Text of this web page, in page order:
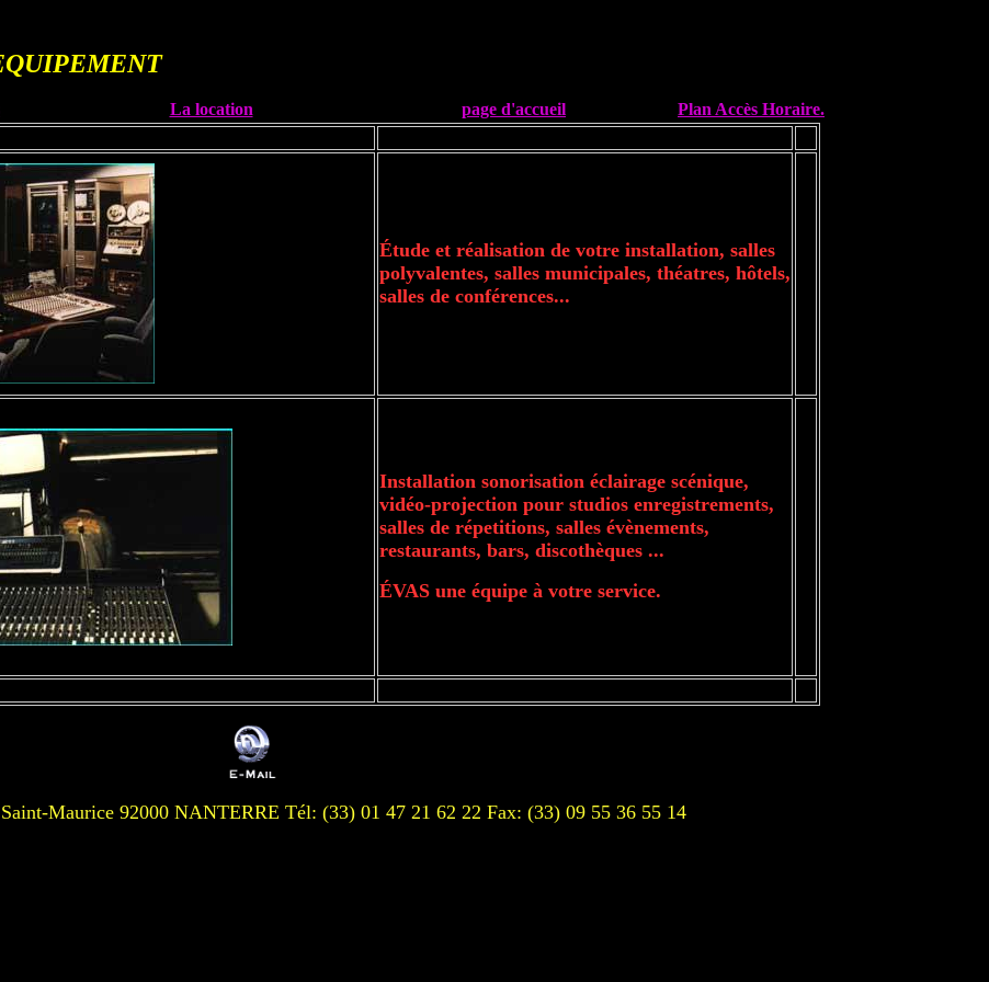
La location page d'accueil Plan Accès Horaire.
Étude et réalisation de votre installation, salles
polyvalentes, salles municipales, théatres, hôtels,
salles de conférences...
Installation sonorisation éclairage scénique,
vidéo-projection pour studios enregistrements,
salles de répetitions, salles évènements,
restaurants, bars, discothèques ...
ÉVAS une équipe à votre service.
Maurice 92000 NANTERRE Tél: (33) 01 47 21 62 22 Fax: (33) 09 55 36 55 14